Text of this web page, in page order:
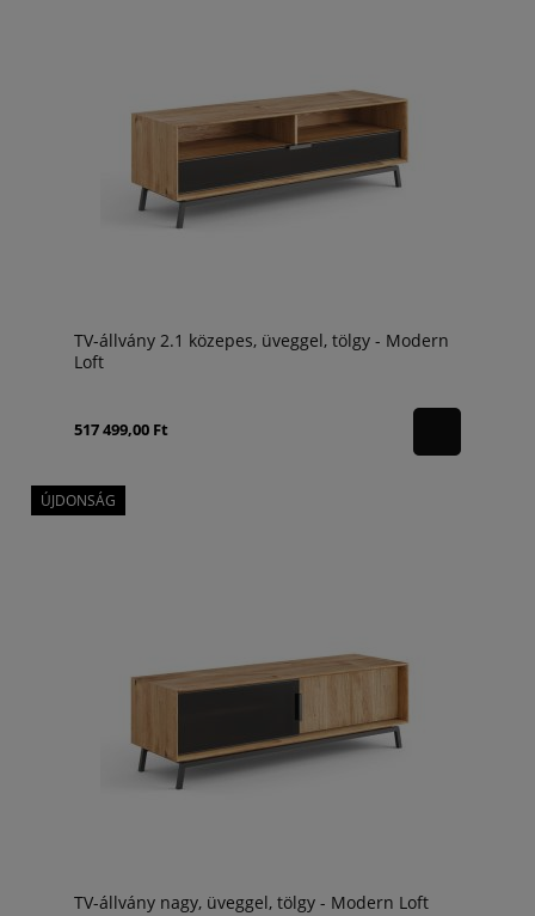
TV-állvány 2.1 közepes, üveggel, tölgy - Modern
Loft
517 499,00 Ft
TV-állvány nagy, üveggel, tölgy - Modern Loft
ÚJDONSÁG